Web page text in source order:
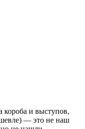
короба и выступов,
— это не наш